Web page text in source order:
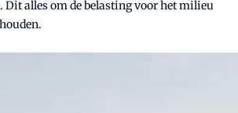
alles om de belasting voor het milieu